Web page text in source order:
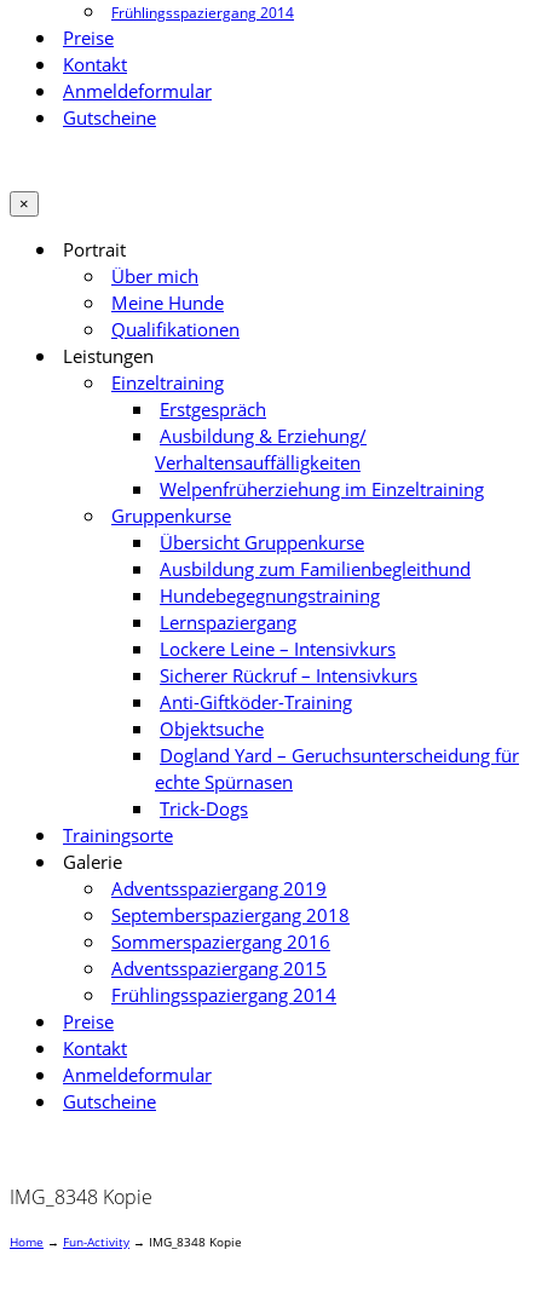
Frühlingsspaziergang 2014
Preise
Kontakt
Anmeldeformular
Gutscheine
×
Portrait
Über mich
Meine Hunde
Qualifikationen
Leistungen
Einzeltraining
Erstgespräch
Ausbildung & Erziehung/
Verhaltensauffälligkeiten
Welpenfrüherziehung im Einzeltraining
Gruppenkurse
Übersicht Gruppenkurse
Ausbildung zum Familienbegleithund
Hundebegegnungstraining
Lernspaziergang
Lockere Leine – Intensivkurs
Sicherer Rückruf – Intensivkurs
Anti-Giftköder-Training
Objektsuche
Dogland Yard – Geruchsunterscheidung für
echte Spürnasen
Trick-Dogs
Trainingsorte
Galerie
Adventsspaziergang 2019
Septemberspaziergang 2018
Sommerspaziergang 2016
Adventsspaziergang 2015
Frühlingsspaziergang 2014
Preise
Kontakt
Anmeldeformular
Gutscheine
IMG_8348 Kopie
Home → Fun-Activity → IMG_8348 Kopie